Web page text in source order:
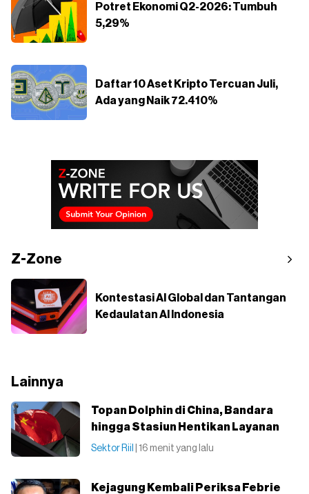
Potret Ekonomi Q2-2026: Tumbuh
5,29%
Daftar 10 Aset Kripto Tercuan Juli,
Ada yang Naik 72.410%
Z-Zone
Kontestasi AI Global dan Tantangan
Kedaulatan AI Indonesia
Lainnya
Topan Dolphin di China, Bandara
hingga Stasiun Hentikan Layanan
Sektor Riil | 16 menit yang lalu
Kejagung Kembali Periksa Febrie